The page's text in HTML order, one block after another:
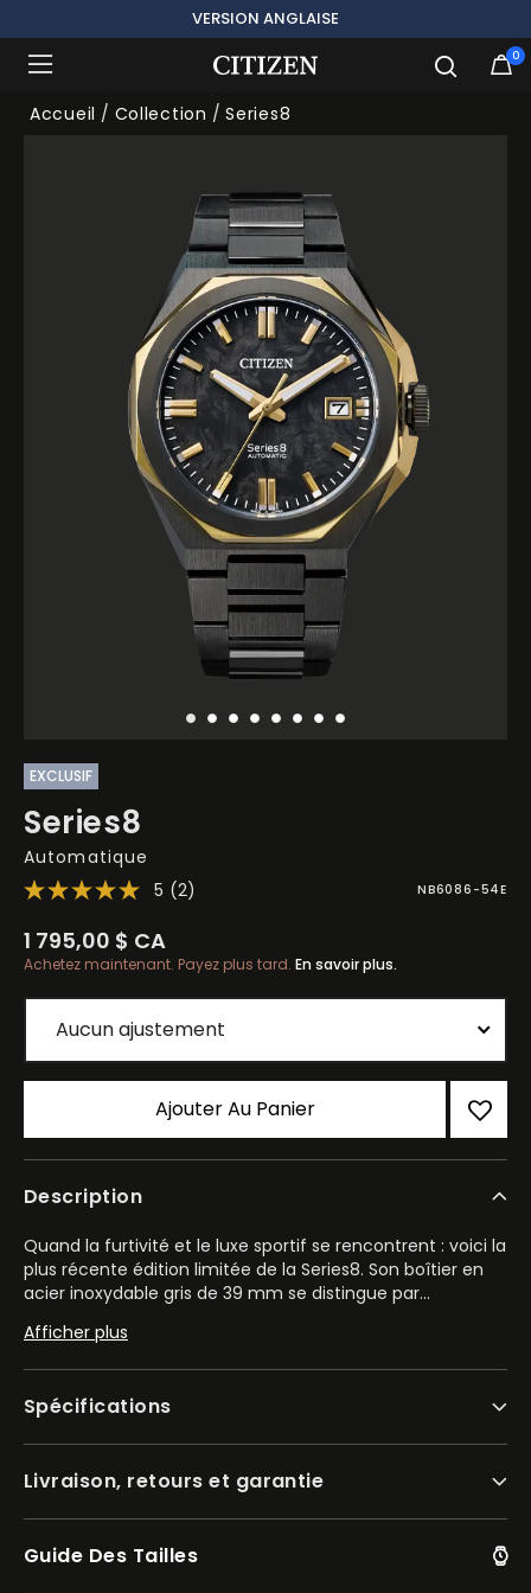
VERSION ANGLAISE
0
Accueil Collection Series8
EXCLUSIF
Series8
Automatique
5 (2) NB6086-54E
1 795,00 $ CA
Achetez maintenant. Payez plus tard. En savoir plus.
Ajouter Au Panier
Description
Quand la furtivité et le luxe sportif se rencontrent : voici la
plus récente édition limitée de la Series8. Son boîtier en
acier inoxydable gris de 39 mm se distingue par...
rehaussé d’accents aux teintes or jaune sur les protège-
couronnes et le pourtour intérieur de la lunette pour un
capable d’affronter des champs magnétiques allant
performance. Visible par un fond de boîtier transparent à
fiabilité quotidienne exemplaire.
Afficher plus
Spécifications
Livraison, retours et garantie
Guide Des Tailles